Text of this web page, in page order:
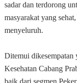
sadar dan terdorong
masyarakat yang
menyeluruh.
Ditemui dikesempatan
Kesehatan Cabang